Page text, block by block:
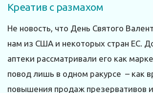
Креатив с размахом
Не новость, что День Святого
нам из США и некоторых стран ЕС.
аптеки рассматривали его как
повод лишь в одном ракурсе – как
повышения продаж презервативов